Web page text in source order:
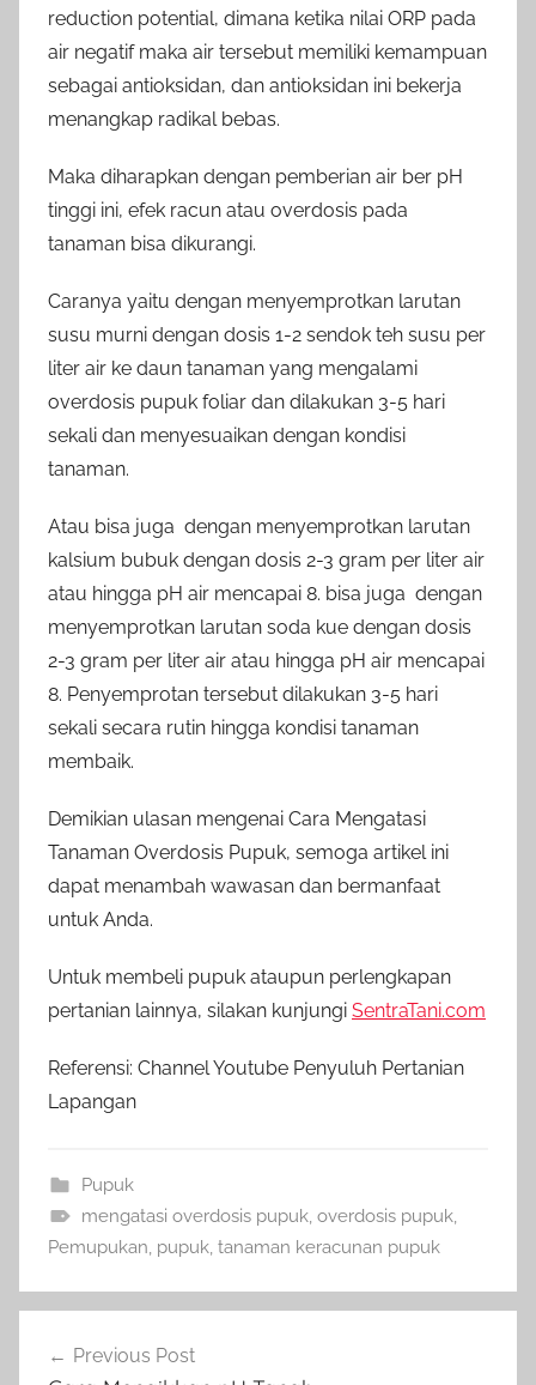
reduction potential, dimana ketika nilai ORP pada
air negatif maka air tersebut memiliki kemampuan
sebagai antioksidan, dan antioksidan ini bekerja
menangkap radikal bebas.
Maka diharapkan dengan pemberian air ber pH
tinggi ini, efek racun atau overdosis pada
tanaman bisa dikurangi.
Caranya yaitu dengan menyemprotkan larutan
susu murni dengan dosis 1-2 sendok teh susu per
liter air ke daun tanaman yang mengalami
overdosis pupuk foliar dan dilakukan 3-5 hari
sekali dan menyesuaikan dengan kondisi
tanaman.
Atau bisa juga dengan menyemprotkan larutan
kalsium bubuk dengan dosis 2-3 gram per liter air
atau hingga pH air mencapai 8. bisa juga dengan
menyemprotkan larutan soda kue dengan dosis
2-3 gram per liter air atau hingga pH air mencapai
8. Penyemprotan tersebut dilakukan 3-5 hari
sekali secara rutin hingga kondisi tanaman
membaik.
Demikian ulasan mengenai Cara Mengatasi
Tanaman Overdosis Pupuk, semoga artikel ini
dapat menambah wawasan dan bermanfaat
untuk Anda.
Untuk membeli pupuk ataupun perlengkapan
pertanian lainnya, silakan kunjungi SentraTani.com
Referensi: Channel Youtube Penyuluh Pertanian
Lapangan
Pupuk
mengatasi overdosis pupuk, overdosis pupuk,
Pemupukan, pupuk, tanaman keracunan pupuk
pos
Previous Post